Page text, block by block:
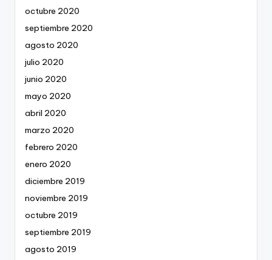
octubre 2020
septiembre 2020
agosto 2020
julio 2020
junio 2020
mayo 2020
abril 2020
marzo 2020
febrero 2020
enero 2020
diciembre 2019
noviembre 2019
octubre 2019
septiembre 2019
agosto 2019